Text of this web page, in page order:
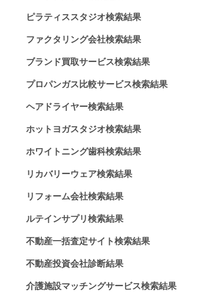
ピラティススタジオ検索結果
ファクタリング会社検索結果
ブランド買取サービス検索結果
プロパンガス比較サービス検索結果
ヘアドライヤー検索結果
ホットヨガスタジオ検索結果
ホワイトニング歯科検索結果
リカバリーウェア検索結果
リフォーム会社検索結果
ルテインサプリ検索結果
不動産一括査定サイト検索結果
不動産投資会社診断結果
介護施設マッチングサービス検索結果